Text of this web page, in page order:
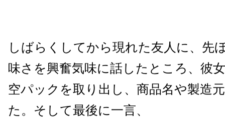
しばらくしてから現れた友人に、先
味さを興奮気味に話したところ、彼
空パックを取り出し、商品名や製造
た。そして最後に一言、